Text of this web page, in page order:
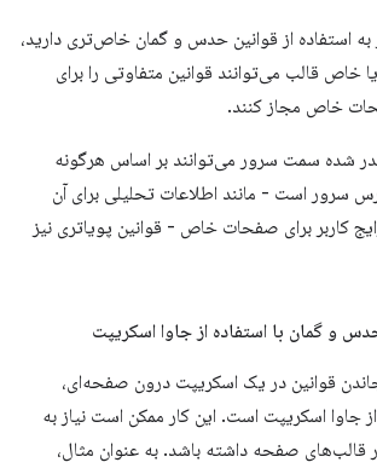
به استفاده از قوانین حدس و گمان خاص‌تری دارید،
قالب می‌توانند قوانین متفاوتی را برای
خاص مجاز کنند.
شده سمت سرور می‌توانند بر اساس هرگونه
سرور است - مانند اطلاعات تحلیلی برای آن
کاربر برای صفحات خاص - قوانین پویاتری نیز
و گمان با استفاده از جاوا اسکریپت
قوانین در یک اسکریپت درون صفحه‌ای،
از جاوا اسکریپت است. این کار ممکن است نیاز به
قالب‌های صفحه داشته باشد. به عنوان مثال،